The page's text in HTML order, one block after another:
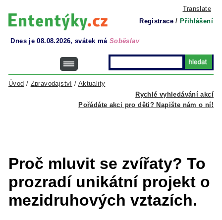
Translate
Registrace / Přihlášení
Dnes je 08.08.2026, svátek má Soběslav
Rychlé vyhledávání akcí
Úvod / Zpravodajství / Aktuality
Pořádáte akci pro děti? Napište nám o ní!
Proč mluvit se zvířaty? To
prozradí unikátní projekt o
mezidruhových vztazích.